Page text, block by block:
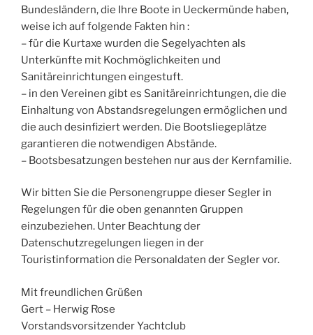
Bundesländern, die Ihre Boote in Ueckermünde haben,
weise ich auf folgende Fakten hin :
– für die Kurtaxe wurden die Segelyachten als
Unterkünfte mit Kochmöglichkeiten und
Sanitäreinrichtungen eingestuft.
– in den Vereinen gibt es Sanitäreinrichtungen, die die
Einhaltung von Abstandsregelungen ermöglichen und
die auch desinfiziert werden. Die Bootsliegeplätze
garantieren die notwendigen Abstände.
– Bootsbesatzungen bestehen nur aus der Kernfamilie.
Wir bitten Sie die Personengruppe dieser Segler in
Regelungen für die oben genannten Gruppen
einzubeziehen. Unter Beachtung der
Datenschutzregelungen liegen in der
Touristinformation die Personaldaten der Segler vor.
Mit freundlichen Grüßen
Gert – Herwig Rose
Vorstandsvorsitzender Yachtclub